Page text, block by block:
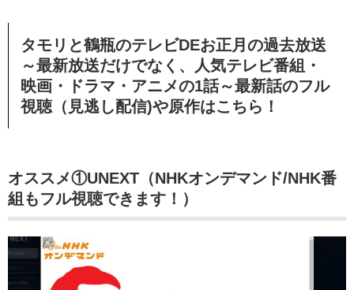
タモリと鶴瓶のテレビDEお正月の過去放送
～最新放送だけでなく、人気テレビ番組・
映画・ドラマ・アニメの1話～最新話のフル
視聴（見逃し配信)や原作はこちら！
オススメ①UNEXT（NHKオンデマンド/NHK番
組もフル視聴できます！）